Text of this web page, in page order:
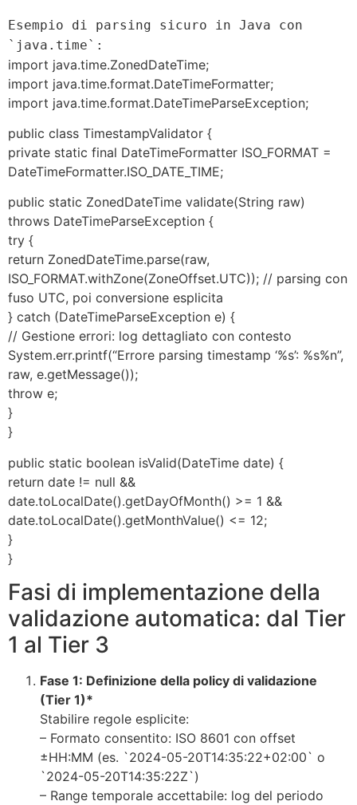
Esempio di parsing sicuro in Java con
`java.time`:
import java.time.ZonedDateTime;
import java.time.format.DateTimeFormatter;
import java.time.format.DateTimeParseException;
public class TimestampValidator {
private static final DateTimeFormatter ISO_FORMAT =
DateTimeFormatter.ISO_DATE_TIME;
public static ZonedDateTime validate(String raw)
throws DateTimeParseException {
try {
return ZonedDateTime.parse(raw,
ISO_FORMAT.withZone(ZoneOffset.UTC)); // parsing con
fuso UTC, poi conversione esplicita
} catch (DateTimeParseException e) {
// Gestione errori: log dettagliato con contesto
System.err.printf(“Errore parsing timestamp ‘%s’: %s%n”,
raw, e.getMessage());
throw e;
}
}
public static boolean isValid(DateTime date) {
return date != null &&
date.toLocalDate().getDayOfMonth() >= 1 &&
date.toLocalDate().getMonthValue() <= 12;
}
}
Fasi di implementazione della
validazione automatica: dal Tier
1 al Tier 3
Fase 1: Definizione della policy di validazione
(Tier 1)*
Stabilire regole esplicite:
– Formato consentito: ISO 8601 con offset
±HH:MM (es. `2024-05-20T14:35:22+02:00` o
`2024-05-20T14:35:22Z`)
– Range temporale accettabile: log del periodo